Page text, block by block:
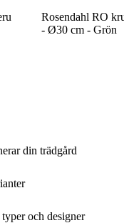
Rosendahl RO
- Ø30 cm - Grön
din trädgård
och designer